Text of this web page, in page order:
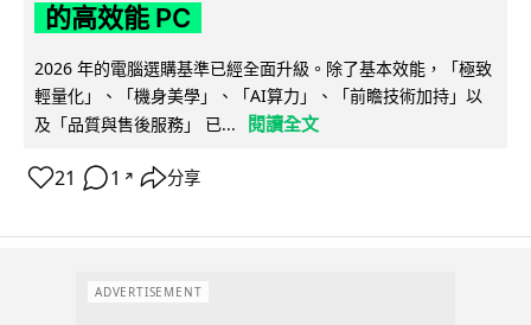
的高效能 PC
2026 年的電腦選購基準已經全面升級。除了基本效能，「極致
輕量化」、「機身美學」、「AI算力」、「前瞻技術加持」以
及「品質與售後服務」 已...
閱讀全文
21 1 ↗ 分享
ADVERTISEMENT